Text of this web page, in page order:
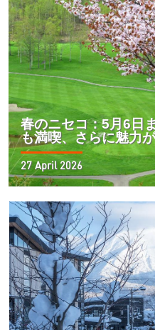
春のニセコ：5月6日
も満喫、さらに魅力
27 April 2026